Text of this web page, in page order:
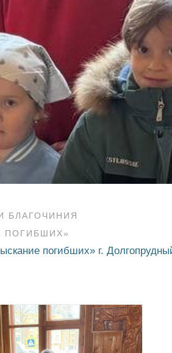
БЛАГОЧИНИЯ
ПОГИБШИХ»
погибших» г.